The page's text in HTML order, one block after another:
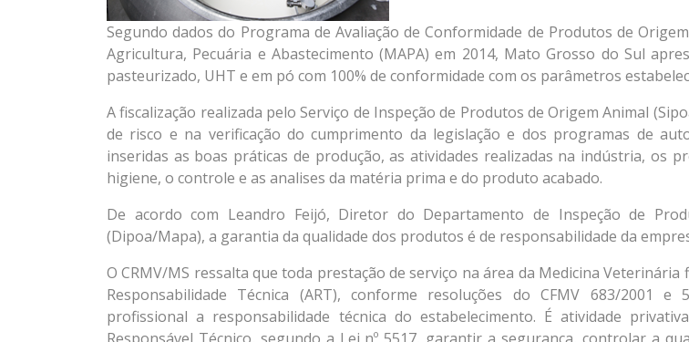
Segundo dados do Programa de Avaliação de Conformidade de Produtos de
Agricultura, Pecuária e Abastecimento (MAPA) em 2014, Mato Grosso do Sul
pasteurizado, UHT e em pó com 100% de conformidade com os parâmetros
A fiscalização realizada pelo Serviço de Inspeção de Produtos de Origem Animal
de risco e na verificação do cumprimento da legislação e dos programas de
inseridas as boas práticas de produção, as atividades realizadas na indústria, os
higiene, o controle e as analises da matéria prima e do produto acabado.
De acordo com Leandro Feijó, Diretor do Departamento de Inspeção de
(Dipoa/Mapa), a garantia da qualidade dos produtos é de responsabilidade da
O CRMV/MS ressalta que toda prestação de serviço na área da Medicina Veterinária
Responsabilidade Técnica (ART), conforme resoluções do CFMV 683/2001 e
profissional a responsabilidade técnica do estabelecimento. É atividade